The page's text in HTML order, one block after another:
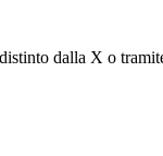
dalla X o